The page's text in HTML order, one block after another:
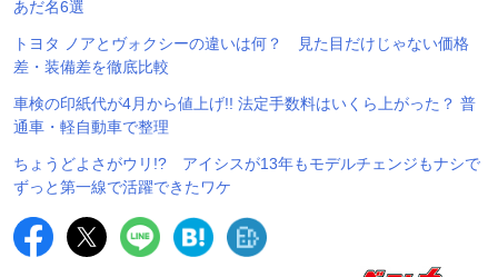
あだ名6選
トヨタ ノアとヴォクシーの違いは何？ 見た目だけじゃない価格
差・装備差を徹底比較
車検の印紙代が4月から値上げ!! 法定手数料はいくら上がった？ 普
通車・軽自動車で整理
ちょうどよさがウリ!? アイシスが13年もモデルチェンジもナシで
ずっと第一線で活躍できたワケ